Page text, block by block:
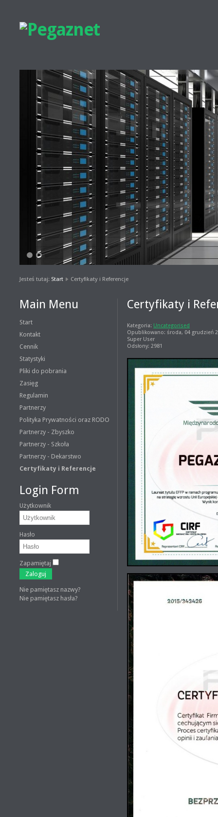
Jesteś tutaj: Start Certyfikaty i Referencje
Main Menu
Start
Kontakt
Cennik
Statystyki
Pliki do pobrania
Zasięg
Regulamin
Partnerzy
Polityka Prywatności oraz RODO
Partnerzy - Zbyszko
Partnerzy - Szkoła
Partnerzy - Dekarstwo
Certyfikaty i Referencje
Login Form
Użytkownik
Hasło
Zapamiętaj
Zaloguj
Nie pamiętasz nazwy?
Nie pamiętasz hasła?
Certyfikaty i
Kategoria: Uncategorised
Opublikowano: środa, 04 grudzień
Super User
Odsłony: 2981